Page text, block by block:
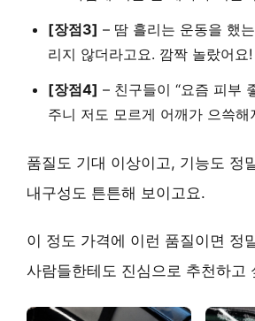
[장점3] – 땀 흘리는 운동을 했
리지 않더라고요. 깜짝 놀랐어요!
[장점4] – 친구들이 “요즘 피부
주니 저도 모르게 어깨가 으쓱해
품질도 기대 이상이고, 기능도 정
내구성도 튼튼해 보이고요.
이 정도 가격에 이런 품질이면 정
사람들한테도 진심으로 추천하고